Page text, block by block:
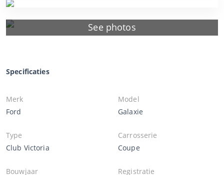
See photos
Specificaties
Merk
Ford
Model
Galaxie
Type
Club Victoria
Carrosserie
Coupe
Bouwjaar
Registratie